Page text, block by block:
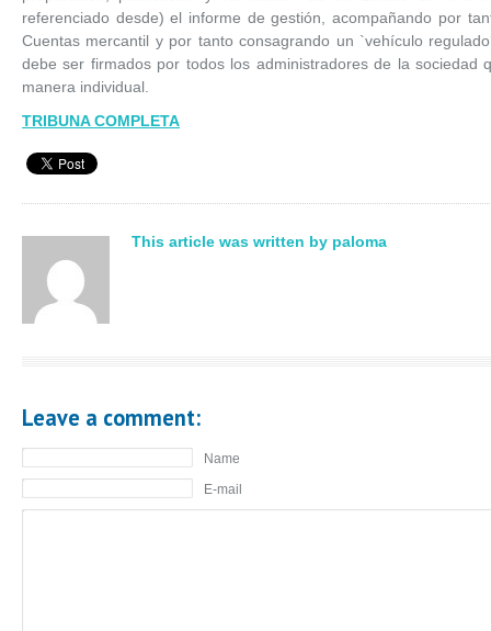
referenciado desde) el informe de gestión, acompañando por
Cuentas mercantil y por tanto consagrando un `vehículo
debe ser firmados por todos los administradores de la sociedad
manera individual.
TRIBUNA COMPLETA
This article was written by paloma
Leave a comment:
Name
E-mail